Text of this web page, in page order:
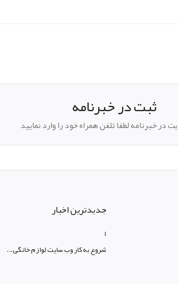
ثبت در خبرنامه
در خبرنامه لطفا تلفن همراه خود را وارد نمایید
جدیدترین اخبار
1
شروع به کار وب سایت لوازم خانگی...